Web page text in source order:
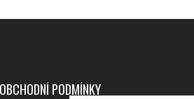
OBCHODNÍ PODMÍNKY